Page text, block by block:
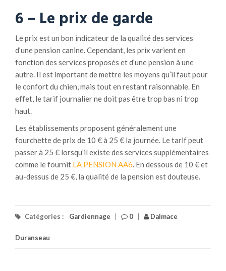
6 – Le prix de garde
Le prix est un bon indicateur de la qualité des services
d’une pension canine. Cependant, les prix varient en
fonction des services proposés et d’une pension à une
autre. Il est important de mettre les moyens qu’il faut pour
le confort du chien, mais tout en restant raisonnable. En
effet, le tarif journalier ne doit pas être trop bas ni trop
haut.
Les établissements proposent généralement une
fourchette de prix de 10 € à 25 € la journée. Le tarif peut
passer à 25 € lorsqu’il existe des services supplémentaires
comme le fournit LA PENSION AA6. En dessous de 10 € et
au-dessus de 25 €, la qualité de la pension est douteuse.
Catégories : Gardiennage 0 Dalmace
Duranseau